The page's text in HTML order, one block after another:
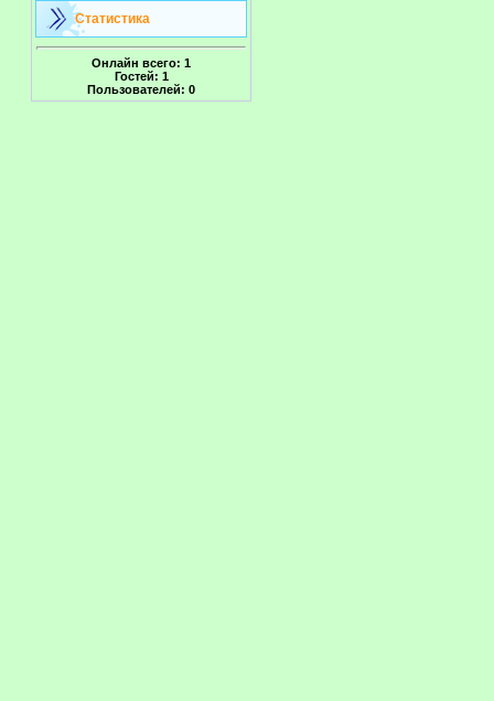
Статистика
Онлайн всего: 1
Гостей: 1
Пользователей: 0